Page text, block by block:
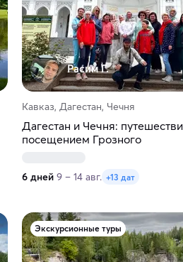
Расим Г.
Кавказ, Дагестан, Чечня
Дагестан и Чечня:
посещением Грозного
6 дней 9 – 14 авг. +13 дат
Экскурсионные туры